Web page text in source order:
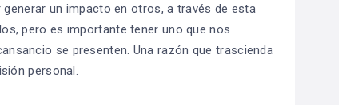
un impacto en otros, a través de esta
pero es importante tener uno que nos
se presenten. Una razón que trascienda
personal.